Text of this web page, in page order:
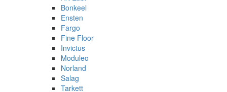
Bonkeel
Ensten
Fargo
Fine Floor
Invictus
Moduleo
Norland
Salag
Tarkett